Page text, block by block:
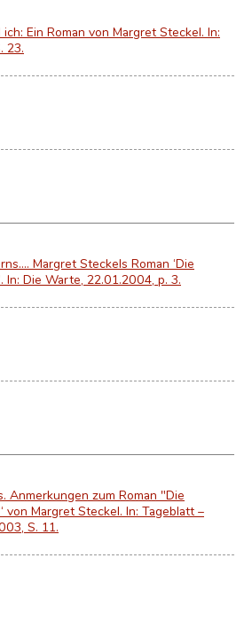
Ein Roman von Margret Steckel. In:
23.
Margret Steckels Roman ‘Die
In: Die Warte, 22.01.2004, p. 3.
Anmerkungen zum Roman "Die
von Margret Steckel. In: Tageblatt –
S. 11.